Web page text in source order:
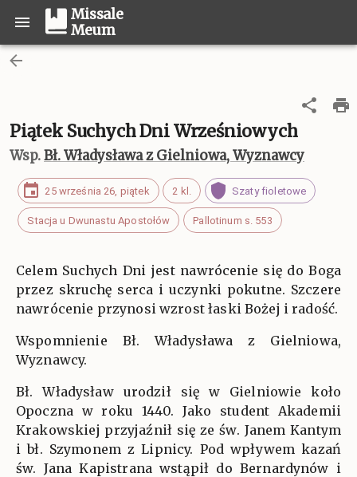
Missale
Meum
Piątek Suchych Dni Wrześniowych
Wsp.Bł. Władysława z Gielniowa, Wyznawcy
25 września 26, piątek 2 kl. Szaty fioletowe
Stacja u Dwunastu Apostołów Pallotinum s. 553
Celem Suchych Dni jest nawrócenie się do Boga
przez skruchę serca i uczynki pokutne. Szczere
nawrócenie przynosi wzrost łaski Bożej i radość.
Wspomnienie Bł. Władysława z Gielniowa,
Wyznawcy.
Bł. Władysław urodził się w Gielniowie koło
Opoczna w roku 1440. Jako student Akademii
Krakowskiej przyjaźnił się ze św. Janem Kantym
i bł. Szymonem z Lipnicy. Pod wpływem kazań
św. Jana Kapistrana wstąpił do Bernardynów i